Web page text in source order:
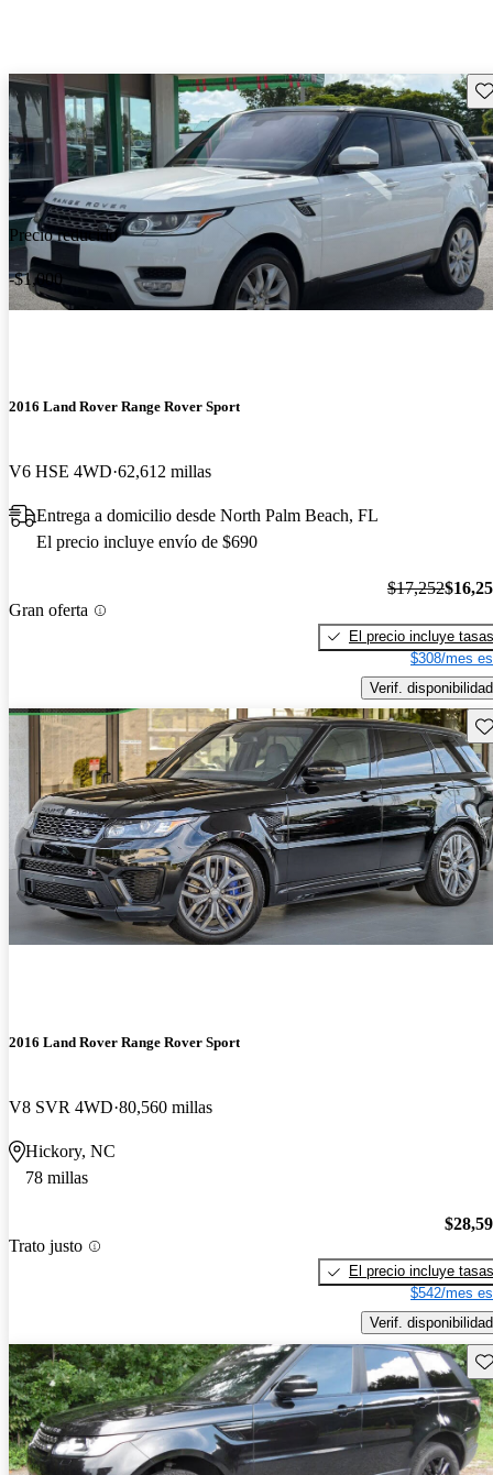
Precio reducido
-$1,000
2016 Land Rover Range Rover Sport
V6 HSE 4WD 62,612 millas
Entrega a domicilio desde North Palm Beach, FL
El precio incluye envío de $690
Gran oferta
$17,252
El precio incluye tasas
$308/mes
Verif. disponibilidad
2016 Land Rover Range Rover Sport
V8 SVR 4WD 80,560 millas
Hickory, NC
78 millas
Trato justo
El precio incluye tasas
$542/mes
Verif. disponibilidad